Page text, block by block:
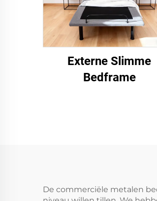
Externe Slimme
Bedframe
De commerciële metalen